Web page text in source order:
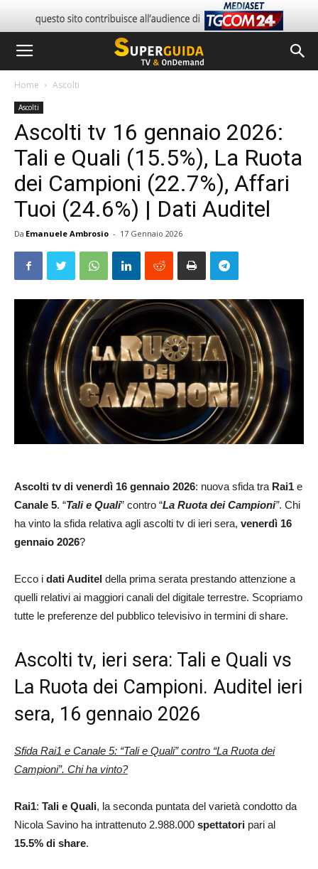
Home Ascolti
Ascolti
Ascolti tv 16 gennaio 2026:
Tali e Quali (15.5%), La Ruota
dei Campioni (22.7%), Affari
Tuoi (24.6%) | Dati Auditel
Da Emanuele Ambrosio - 17 Gennaio 2026
Ascolti tv di venerdì 16 gennaio 2026: nuova sfida tra Rai1 e
Canale 5. “Tali e Quali” contro “La Ruota dei Campioni”. Chi
ha vinto la sfida relativa agli ascolti tv di ieri sera, venerdì 16
gennaio 2026?
Ecco i dati Auditel della prima serata prestando attenzione a
quelli relativi ai maggiori canali del digitale terrestre. Scopriamo
tutte le preferenze del pubblico televisivo in termini di share.
Ascolti tv, ieri sera: Tali e Quali vs
La Ruota dei Campioni. Auditel ieri
sera, 16 gennaio 2026
Sfida Rai1 e Canale 5: “Tali e Quali” contro “La Ruota dei
Campioni”. Chi ha vinto?
Rai1: Tali e Quali, la seconda puntata del varietà condotto da
Nicola Savino ha intrattenuto 2.988.000 spettatori pari al
15.5% di share.